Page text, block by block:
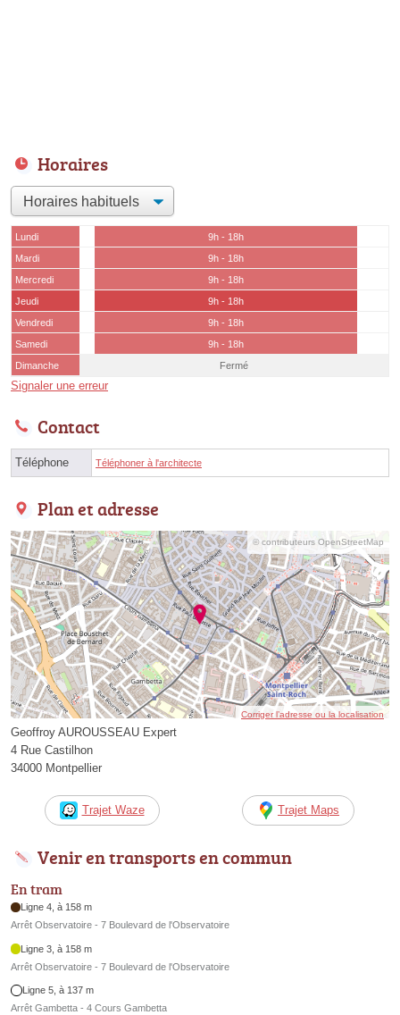
Horaires
Lundi
9h - 18h
Mardi
9h - 18h
Mercredi
9h - 18h
Jeudi
9h - 18h
Vendredi
9h - 18h
Samedi
9h - 18h
Dimanche
Fermé
Signaler une erreur
Contact
Téléphone Téléphoner à l'architecte
Plan et adresse
© contributeurs OpenStreetMap
Corriger l’adresse ou la localisation
Geoffroy AUROUSSEAU Expert
4 Rue Castilhon
34000 Montpellier
Trajet Waze Trajet Maps
Venir en transports en commun
En tram
Ligne 4, à 158 m
Arrêt Observatoire - 7 Boulevard de l'Observatoire
Ligne 3, à 158 m
Arrêt Observatoire - 7 Boulevard de l'Observatoire
Ligne 5, à 137 m
Arrêt Gambetta - 4 Cours Gambetta